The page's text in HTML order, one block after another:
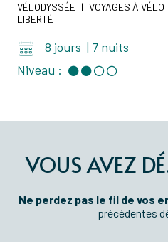
VÉLODYSSÉE | VOYAGES À VÉLO
LIBERTÉ
8 jours | 7 nuits
Niveau :
VOUS AVEZ
Ne perdez pas le fil de vos
précédentes